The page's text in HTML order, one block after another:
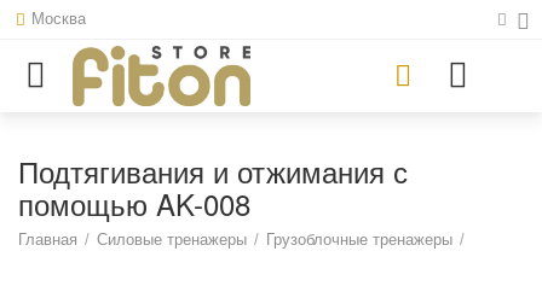
Москва
Подтягивания и отжимания с
помощью AK-008
Главная / Силовые тренажеры / Грузоблочные тренажеры /